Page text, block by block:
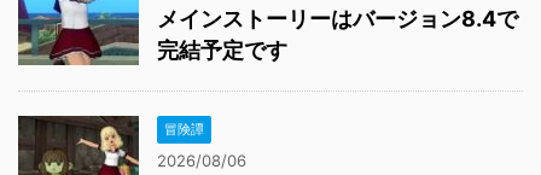
メインストーリーはバージョン8.4で
完結予定です
冒険譚
2026/08/06